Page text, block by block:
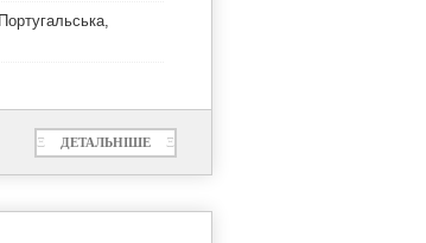
Ξ ДЕТАЛЬНІШЕ Ξ